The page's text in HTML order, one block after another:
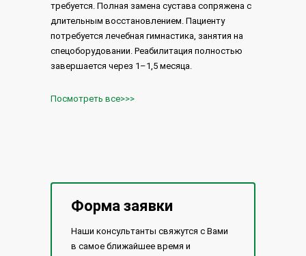
требуется. Полная замена сустава сопряжена с
длительным восстановлением. Пациенту
потребуется лечебная гимнастика, занятия на
спецоборудовании. Реабилитация полностью
завершается через 1–1,5 месяца.
Посмотреть все>>>
Форма заявки
Наши консультанты свяжутся с Вами
в самое ближайшее время и